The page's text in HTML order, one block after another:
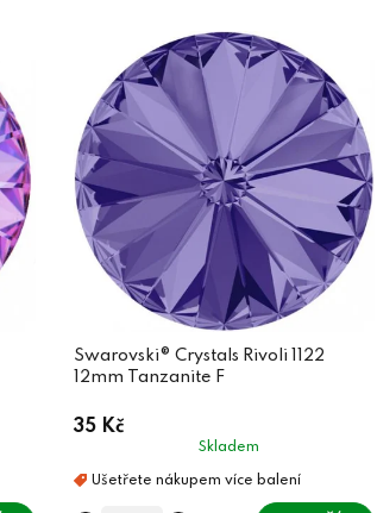
Swarovski® Crystals Rivoli 1122
12mm Tanzanite F
35 Kč
Skladem